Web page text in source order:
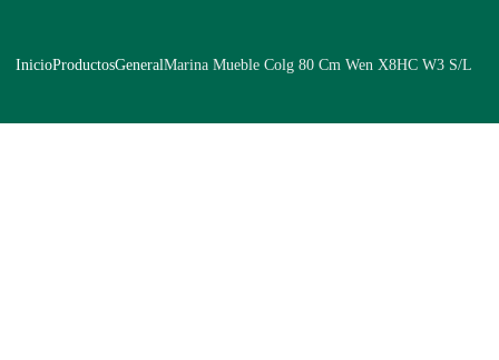
InicioProductosGeneralMarina Mueble Colg 80 Cm Wen X8HC W3 S/L